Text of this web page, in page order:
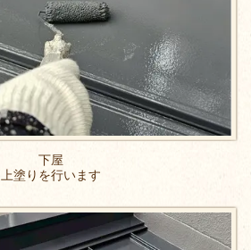
下屋
上塗りを行います